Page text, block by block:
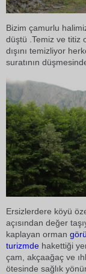
Bizim çamurlu
düştü .Temiz ve titiz
dışını temizliyor
suratının
Ersizlerdere köyü
açısından değer
kaplayan orman
turizmde hakettiği
çam, akçaağaç ve
ötesinde sağlık